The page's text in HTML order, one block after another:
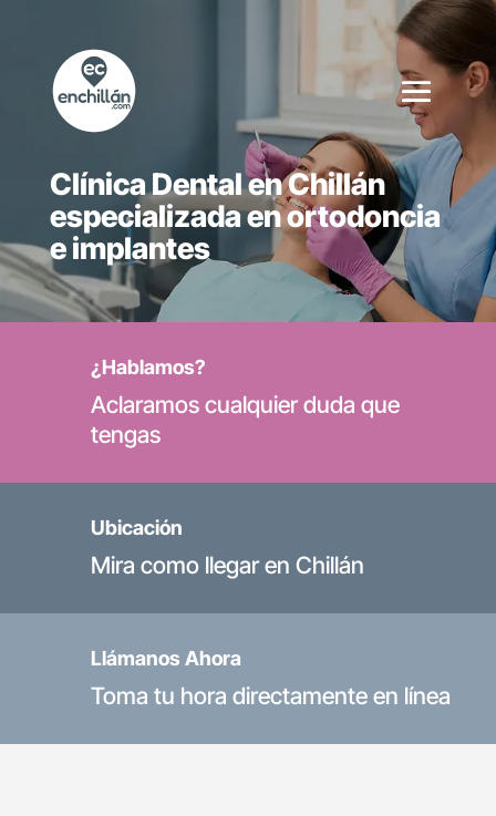
Clínica Dental en Chillán
especializada en ortodoncia
e implantes
¿Hablamos?
Aclaramos cualquier duda que
tengas
Ubicación
Mira como llegar en Chillán
Llámanos Ahora
Toma tu hora directamente en línea